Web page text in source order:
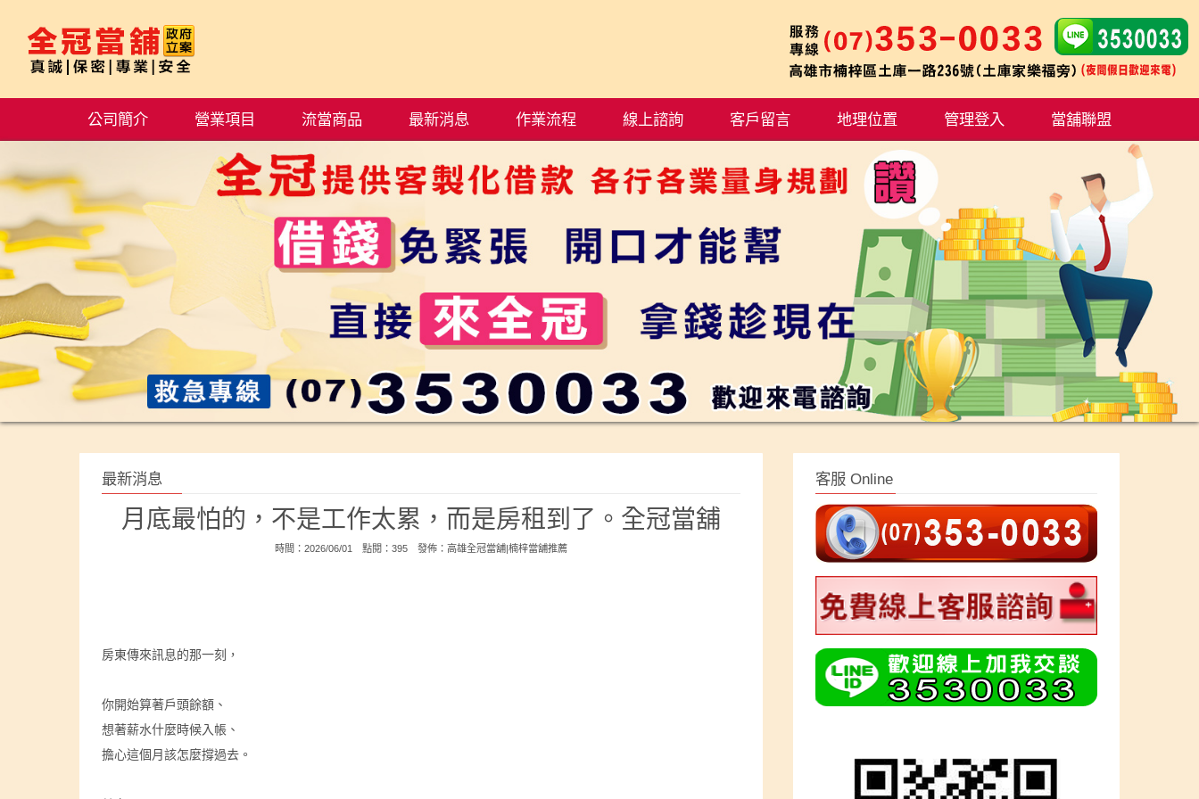
公司簡介 營業項目 流當商品 最新消息 作業流程 線上諮詢 客戶留言 地理位置 管理登入 當舖聯盟
最新消息
月底最怕的，不是工作太累，而是房租到了。全冠當舖
時間：2026/06/01 點閱：395 發佈： 高雄全冠當舖|楠梓當舖推薦
房東傳來訊息的那一刻，
你開始算著戶頭餘額、
想著薪水什麼時候入帳、
擔心這個月該怎麼撐過去。
客服 Online